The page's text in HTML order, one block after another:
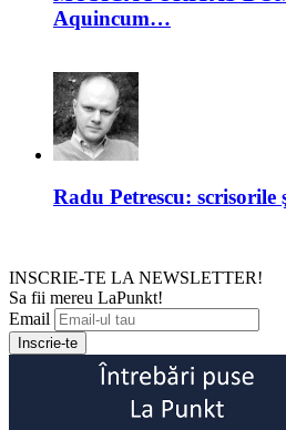
Aquincum…
Radu Petrescu: scrisorile
INSCRIE-TE LA NEWSLETTER!
Sa fii mereu LaPunkt!
Email